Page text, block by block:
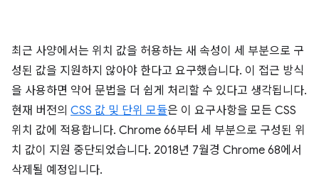
최근 사양에서는 위치 값을 허용하는 새 속성이 세 부분으로 구
성된 값을 지원하지 않아야 한다고 요구했습니다. 이 접근 방식
을 사용하면 약어 문법을 더 쉽게 처리할 수 있다고 생각됩니다.
현재 버전의 CSS 값 및 단위 모듈은 이 요구사항을 모든 CSS
위치 값에 적용합니다. Chrome 66부터 세 부분으로 구성된 위
치 값이 지원 중단되었습니다. 2018년 7월경 Chrome 68에서
삭제될 예정입니다.